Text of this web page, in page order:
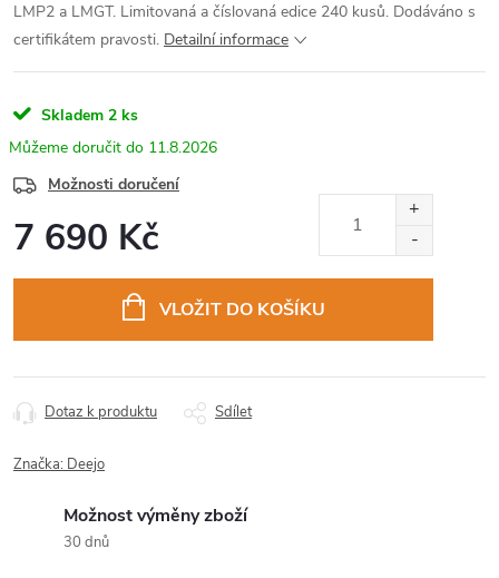
LMP2 a LMGT. Limitovaná a číslovaná edice 240 kusů. Dodáváno s
certifikátem pravosti. Detailní informace
Skladem 2 ks
11.8.2026
Možnosti doručení
7 690 Kč
VLOŽIT DO KOŠÍKU
Dotaz k produktu Sdílet
Značka: Deejo
Možnost výměny zboží
30 dnů